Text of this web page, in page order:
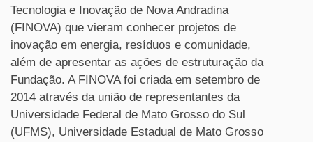
Tecnologia e Inovação de Nova Andradina
(FINOVA) que vieram conhecer projetos de
inovação em energia, resíduos e comunidade,
além de apresentar as ações de estruturação da
Fundação. A FINOVA foi criada em setembro de
2014 através da união de representantes da
Universidade Federal de Mato Grosso do Sul
(UFMS), Universidade Estadual de Mato Grosso